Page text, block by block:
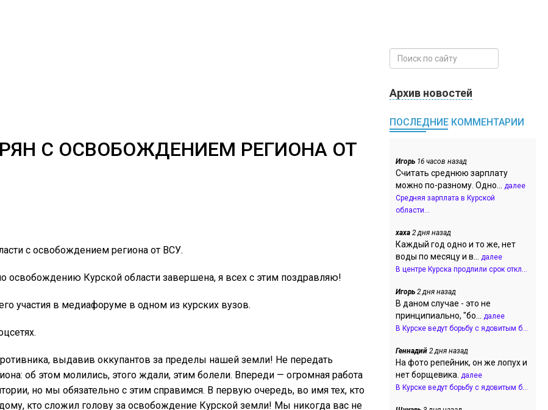
С ОСВОБОЖДЕНИЕМ РЕГИОНА ОТ
с освобождением региона от ВСУ.
освобождению Курской области завершена, я всех с этим поздравляю!
участия в медиафоруме в одном из курских вузов.
выдавив оккупантов за пределы нашей земли! Не передать
об этом молились, этого ждали, этим болели. Впереди — огромная работа
но мы обязательно с этим справимся. В первую очередь, во имя тех, кто
кто сложил голову за освобождение Курской земли! Мы никогда вас не
Архив новостей
ПОСЛЕДНИЕ КОММЕНТАРИИ
Игорь 16 часов назад
Считать среднюю зарплату
можно по-разному. Одно... далее
Средняя зарплата в Курской
области...
хаха 2 дня назад
Каждый год одно и то же, нет
воды по месяцу и в... далее
В центре Курска продлили срок откл...
Игорь 2 дня назад
В даном случае - это не
принципиально, "бо... далее
В Курске ведут борьбу с ядовитым б...
Геннадий 2 дня назад
На фото репейник, он же лопух и
нет борщевика. далее
В Курске ведут борьбу с ядовитым б...